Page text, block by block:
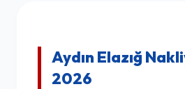
Aydın Elazığ
2026